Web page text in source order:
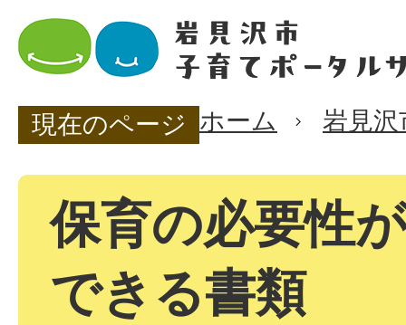
現在のページ ホーム 岩見
保育の必要性
できる書類